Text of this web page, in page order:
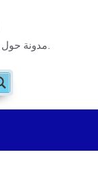
مدونة حول التعاليم الإسلامية والدعوة إلى التوحيد.